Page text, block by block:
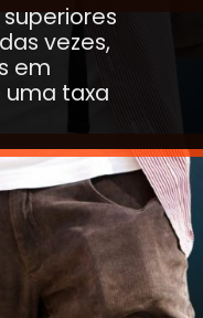
vezes,
em
taxa